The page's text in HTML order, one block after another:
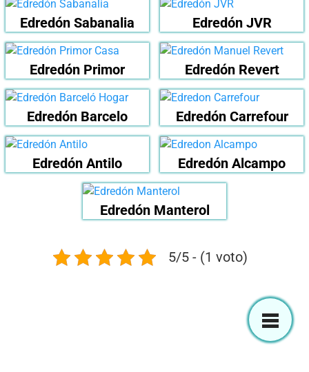
Edredón Sabanalia Edredón JVR
Edredón Primor Edredón Revert
Edredón Barcelo Edredón Carrefour
Edredón Antilo Edredón Alcampo
Edredón Manterol
5/5 - (1 voto)